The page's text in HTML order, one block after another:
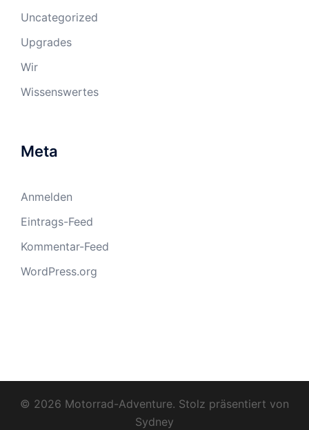
Uncategorized
Upgrades
Wir
Wissenswertes
Meta
Anmelden
Eintrags-Feed
Kommentar-Feed
WordPress.org
© 2026 Motorrad-Adventure. Stolz präsentiert von
Sydney